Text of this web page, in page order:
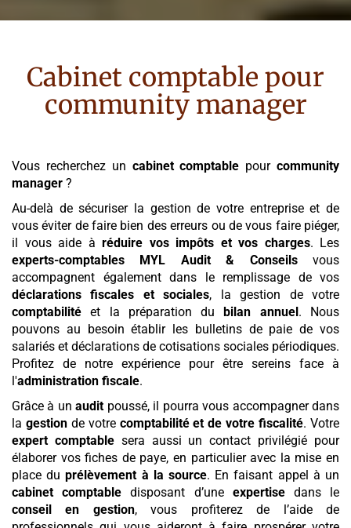
Cabinet comptable pour
community manager
Vous recherchez un cabinet comptable pourcommunity
manager ?
Au-delà de sécuriser la gestion de votre entreprise et de
vous éviter de faire bien des erreurs ou de vous faire piéger,
il vous aide à réduire vos impôts et vos charges. Les
experts-comptables MYL Audit & Conseilsvous
accompagnent également dans le remplissage de vos
déclarations fiscales et sociales, la gestion de votre
comptabilité et la préparation dubilan annuel. Nous
pouvons au besoin établir les bulletins de paie de vos
salariés et déclarations de cotisations sociales périodiques.
Profitez de notre expérience pour être sereins face à
l'administration fiscale.
Grâce à unaudit poussé, il pourra vous accompagner dans
la gestionde votre comptabilité et de votre fiscalité. Votre
expert comptablesera aussi un contact privilégié pour
élaborer vos fiches de paye, en particulier avec la mise en
place duprélèvement à la source. En faisant appel à un
cabinet comptable disposant d’une expertisedans le
conseil en gestion, vous profiterez de l’aide de